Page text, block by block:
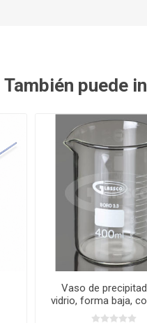
También puede
Vaso de
vidrio, forma baja,
Glassco